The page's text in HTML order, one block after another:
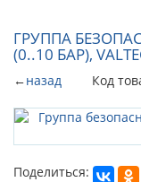
ГРУППА
(0..10 БАР),
←назад Код
Поделиться: